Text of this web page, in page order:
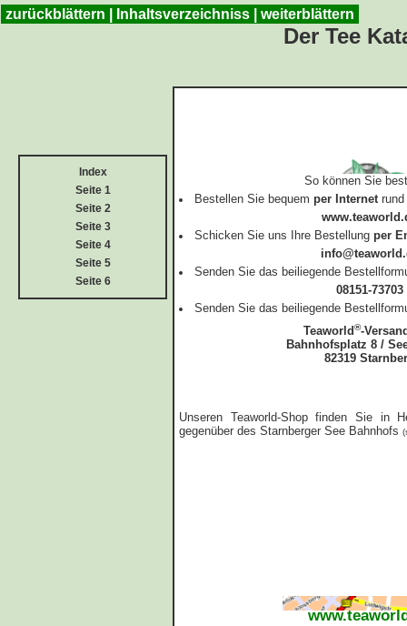
zurückblättern Inhaltsverzeichniss| weiterblättern
Der Tee
Index
Seite 1
Seite 2
Seite 3
Seite 4
Seite 5
Seite 6
So können Sie
Bestellen Sie bequem per Internetrund
Schicken Sie uns Ihre Bestellung per
Senden Sie das beiliegende
08151-73703
Senden Sie das beiliegende
Teaworld®-
Bahnhofsplatz 8 /
82319
Unseren Teaworld-Shop finden Sie in
gegenüber des Starnberger See Bahnhofs